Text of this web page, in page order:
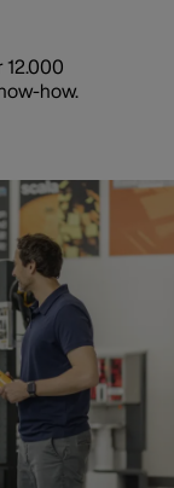
12.000
how.